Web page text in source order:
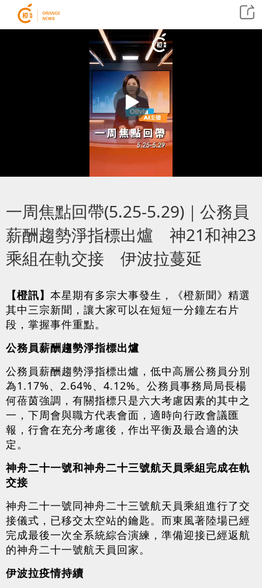
一周焦點回帶(5.25-5.29)｜公務員
薪酬趨勢淨指標出爐 神21和神23
乘組在軌交接 伊波拉蔓延
【橙訊】 本星期有多宗大事發生，《橙新聞》精選
其中三宗新聞，讓大家可以在短短一分鐘左右片
段，掌握事件重點。
公務員薪酬趨勢淨指標出爐
公務員薪酬趨勢淨指標出爐，低中高層公務員分別
為1.17%、2.64%、4.12%。公務員事務局局長楊
何蓓茵強調，有關指標只是六大考慮因素的其中之
一，下周會與職方代表會面，適時向行政會議匯
報，行會在充分考慮後，作出平衡及最合適的決
定。
神舟二十一號和神舟二十三號航天員乘組完成在軌
交接
神舟二十一號同神舟二十三號航天員乘組進行了交
接儀式，已移交太空站的鑰匙。而東風著陸場已經
完成最後一次全系統綜合演練，準備迎接已經返航
的神舟二十一號航天員回家。
伊波拉疫情持續